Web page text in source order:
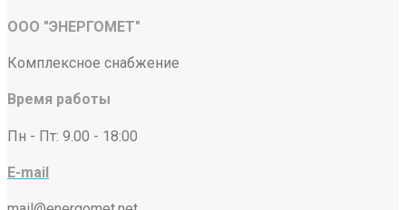
ООО "ЭНЕРГОМЕТ"
Комплексное снабжение
Время работы
Пн - Пт: 9.00 - 18:00
E-mail